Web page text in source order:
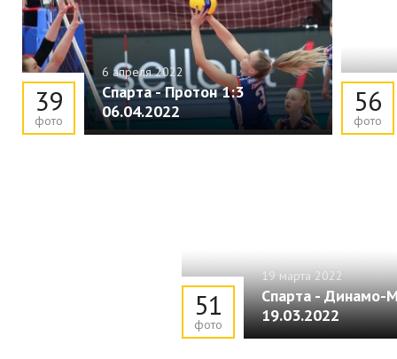
6 апреля 2022
Спарта - Протон 1:3
06.04.2022
39
фото
56
фото
19 марта 2022
Спарта - Динамо-
19.03.2022
51
фото